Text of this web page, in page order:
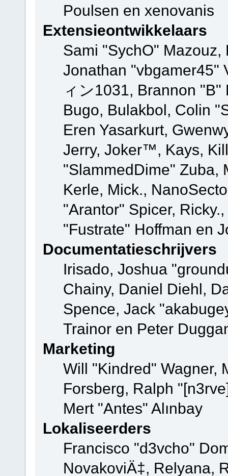
Poulsen en xenovanis
Extensieontwikkelaars
Sami "SychO"
Jonathan "vbgamer45"
ィン1031, Brannon
Bugo, Bulakbol, Colin
Eren Yasarkurt,
Jerry, Joker™, Kays,
"SlammedDime" Zuba,
Kerle, Mick.,
"Arantor" Spicer,
"Fustrate" Hoffman en
Documentatieschrijvers
Irisado, Joshua
Chainy, Daniel Diehl,
Spence, Jack
Trainor en Peter
Marketing
Will "Kindred" Wagner,
Forsberg, Ralph
Mert "Antes" Alınbay
Lokaliseerders
Francisco "d3vcho"
NovakoviÄ‡, Relyana,